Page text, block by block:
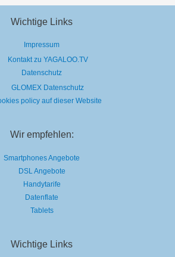
Wichtige Links
Impressum
Kontakt zu YAGALOO.TV
Datenschutz
GLOMEX Datenschutz
policy auf dieser Website
Wir empfehlen:
Smartphones Angebote
DSL Angebote
Handytarife
Datenflate
Tablets
Wichtige Links